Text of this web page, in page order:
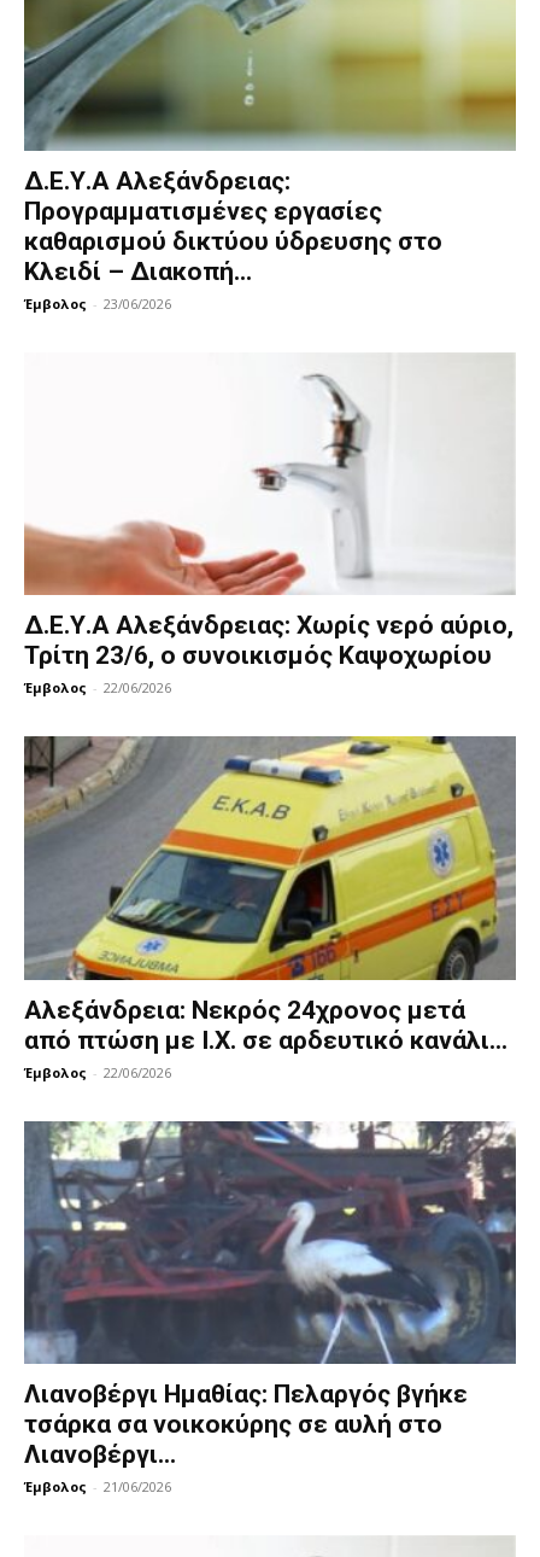
Δ.Ε.Υ.Α Αλεξάνδρειας:
Προγραμματισμένες εργασίες
καθαρισμού δικτύου ύδρευσης στο
Κλειδί – Διακοπή...
Έμβολος - 23/06/2026
Δ.Ε.Υ.Α Αλεξάνδρειας: Χωρίς νερό αύριο,
Τρίτη 23/6, ο συνοικισμός Καψοχωρίου
Έμβολος - 22/06/2026
Αλεξάνδρεια: Νεκρός 24χρονος μετά
από πτώση με Ι.Χ. σε αρδευτικό κανάλι...
Έμβολος - 22/06/2026
Λιανοβέργι Ημαθίας: Πελαργός βγήκε
τσάρκα σα νοικοκύρης σε αυλή στο
Λιανοβέργι...
Έμβολος - 21/06/2026